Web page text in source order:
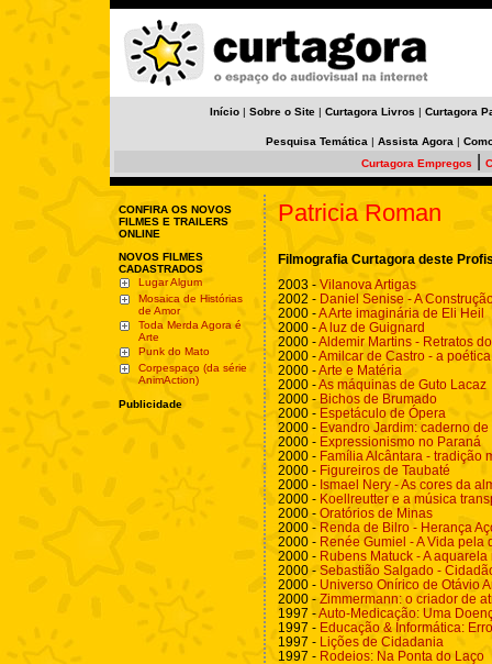
Início | Sobre o Site | Curtagora Livros | Curtagora
Pesquisa Temática | Assista Agora |
Curtagora Empregos
CONFIRA OS NOVOS
FILMES E TRAILERS
ONLINE
NOVOS FILMES
CADASTRADOS
Lugar Algum
Mosaica de Histórias
de Amor
Toda Merda Agora é
Arte
Punk do Mato
Corpespaço (da série
AnimAction)
Publicidade
Patricia Roman
Filmografia Curtagora deste
2003 - Vilanova Artigas
2002 - Daniel Senise - A
2000 -A Arte imaginária de Eli Heil
2000 -A luz de Guignard
2000 -Aldemir Martins - Retratos
2000 -Amilcar de Castro - a
2000 -Arte e Matéria
2000 -As máquinas de Guto Lacaz
2000 - Bichos de Brumado
2000 - Espetáculo de Ópera
2000 - Evandro Jardim: caderno
2000 - Expressionismo no Paraná
2000 - Família Alcântara - tradição
2000 - Figureiros de Taubaté
2000 - Ismael Nery - As cores da
2000 - Koellreutter e a música
2000 - Oratórios de Minas
2000 - Renda de Bilro - Herança
2000 - Renée Gumiel - A Vida pela
2000 - Rubens Matuck - A aquarela
2000 - Sebastião Salgado -
2000 - Universo Onírico de Otávio
2000 - Zimmermann: o criador de
1997 -Auto-Medicação: Uma
1997 - Educação & Informática:
1997 - Lições de Cidadania
1997 - Rodeios: Na Ponta do Laço